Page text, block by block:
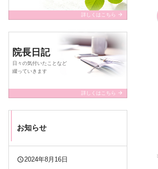
詳しくはこちら arrow_forward
院長日記
日々の気付いたことなど
綴っていきます
詳しくはこちら arrow_forward
お知らせ
query_builder2024年8月16日